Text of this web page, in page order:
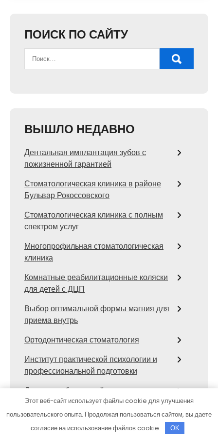
ПОИСК ПО САЙТУ
ВЫШЛО НЕДАВНО
Дентальная имплантация зубов с
пожизненной гарантией
Стоматологическая клиника в районе
Бульвар Рокоссовского
Стоматологическая клиника с полным
спектром услуг
Многопрофильная стоматологическая
клиника
Комнатные реабилитационные коляски
для детей с ДЦП
Выбор оптимальной формы магния для
приема внутрь
Ортодонтическая стоматология
Институт практической психологии и
профессиональной подготовки
Лечение заболеваний нижних
конечностей у детей
Импланты Dentium: что нужно знать
перед тем, как восстанавливать зубы
Этот веб-сайт использует файлы cookie для улучшения
пользовательского опыта. Продолжая пользоваться сайтом, вы даете
согласие на использование файлов cookie.
OK